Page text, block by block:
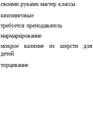
своими руками мастер классы
квилинговые
требуется преподаватель
мармарирование
мокрое валяние из шерсти для
детей
торцевание